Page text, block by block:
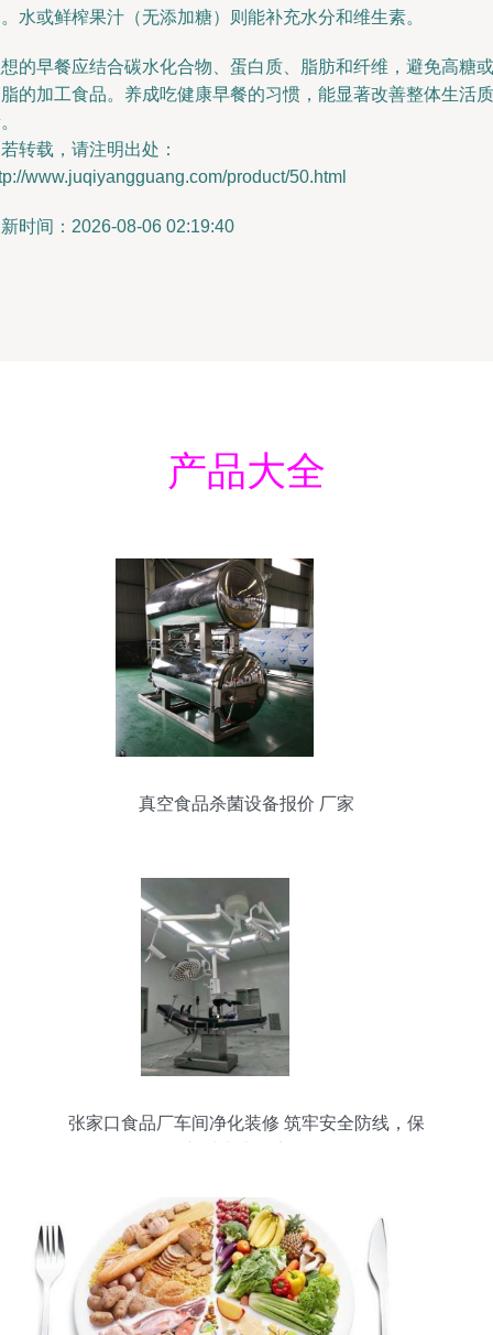
水或鲜榨果汁（无添加糖）则能补充水分和维生素。
的早餐应结合碳水化合物、蛋白质、脂肪和纤维，避免高糖或
的加工食品。养成吃健康早餐的习惯，能显著改善整体生活质
转载，请注明出处：
www.juqiyangguang.com/product/50.html
时间：2026-08-06 02:19:40
产品大全
真空食品杀菌设备报价 厂家
张家口食品厂车间净化装修 筑牢安全防线，保